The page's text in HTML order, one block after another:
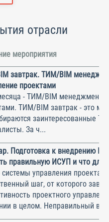
отрасли
мероприятия
завтрак. ТИМ/BIM
проектами
- ТИМ/BIM менеджмент и
ТИМ/BIM завтрак - это
заинтересованные
За ч...
Подготовка к внедрению
правильную ИСУП и что для
управления
шаг, от которого
проектного
в целом. Неправильный